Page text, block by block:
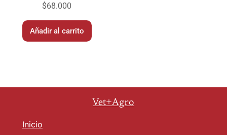
$68.000
Añadir al carrito
Vet+Agro
Inicio